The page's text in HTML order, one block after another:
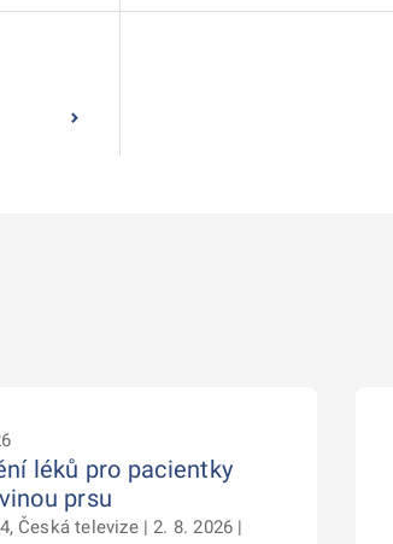
léků pro pacientky
prsu
Česká televize | 2. 8. 2026 |